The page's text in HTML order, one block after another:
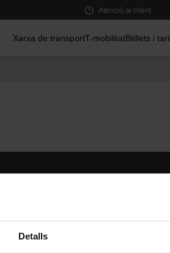
Detalls
Atenció al client
Xarxa de transportT-mobilitatBitllets i
TMB